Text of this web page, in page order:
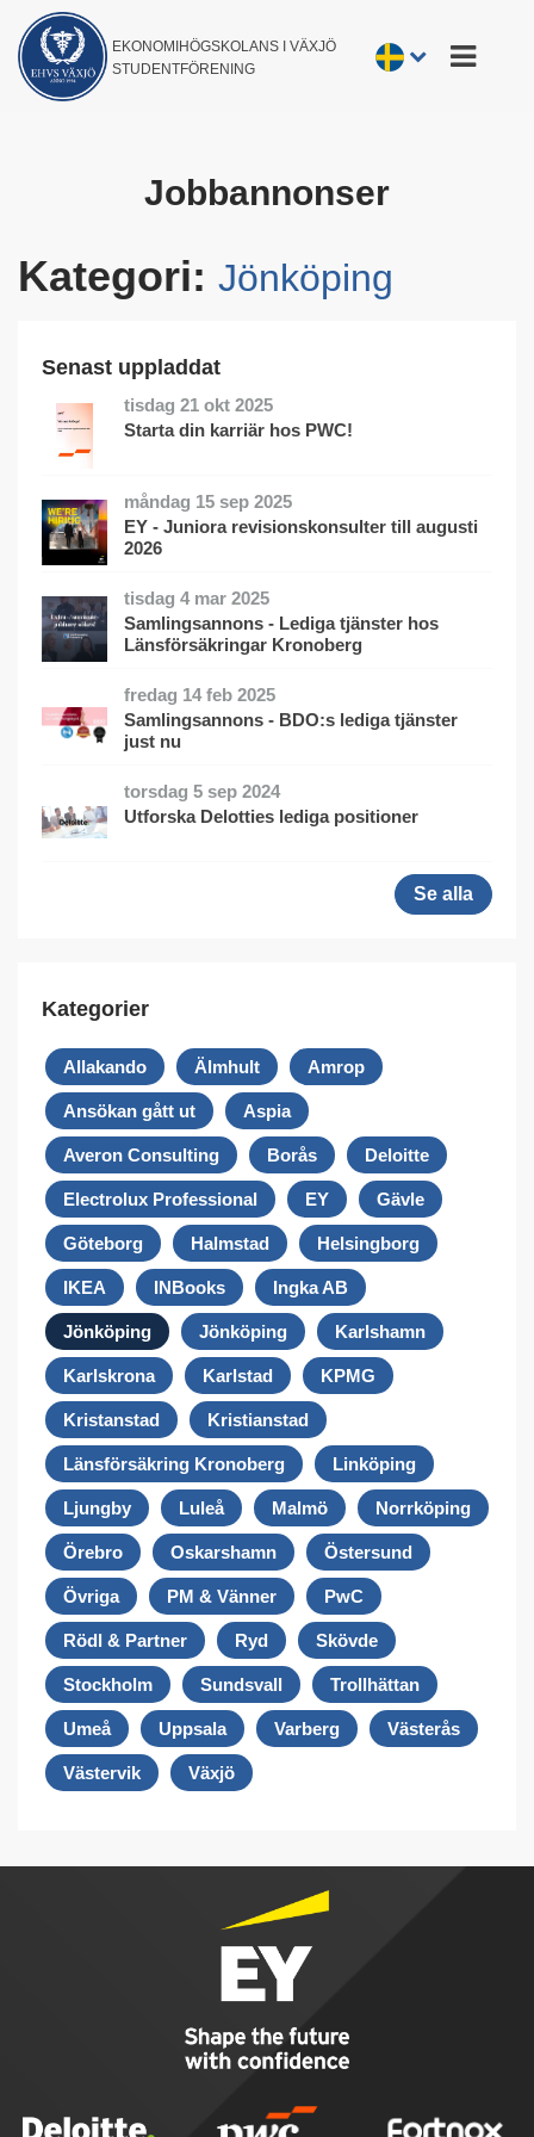
EKONOMIHÖGSKOLANS I VÄXJÖ
STUDENTFÖRENING
Jobbannonser
Kategori: Jönköping
Senast uppladdat
tisdag 21 okt 2025
Starta din karriär hos PWC!
måndag 15 sep 2025
EY - Juniora revisionskonsulter till augusti
2026
tisdag 4 mar 2025
Samlingsannons - Lediga tjänster hos
Länsförsäkringar Kronoberg
fredag 14 feb 2025
Samlingsannons - BDO:s lediga tjänster
just nu
torsdag 5 sep 2024
Utforska Delotties lediga positioner
Se alla
Kategorier
Allakando Älmhult Amrop
Ansökan gått ut Aspia
Averon Consulting Borås Deloitte
Electrolux Professional EY Gävle
Göteborg Halmstad Helsingborg
IKEA INBooks Ingka AB
Jönköping Jönköping Karlshamn
Karlskrona Karlstad KPMG
Kristanstad Kristianstad
Länsförsäkring Kronoberg Linköping
Ljungby Luleå Malmö Norrköping
Örebro Oskarshamn Östersund
Övriga PM & Vänner PwC
Rödl & Partner Ryd Skövde
Stockholm Sundsvall Trollhättan
Umeå Uppsala Varberg Västerås
Västervik Växjö